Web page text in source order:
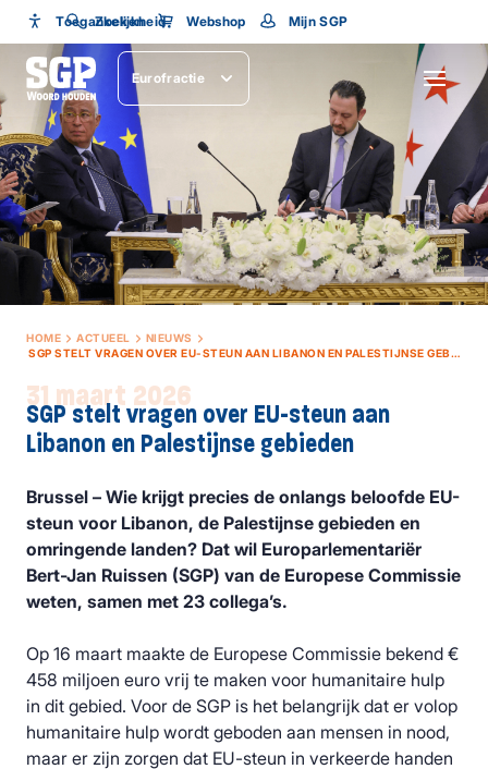
Toegankelijkheid
Toegankelijkheid
Lettergrootte
Zoeken Webshop Mijn SGP
Eurofractie
HOME ACTUEEL
NIEUWS
SGP STELT VRAGEN OVER EU-STEUN AAN LIBANON EN PALESTIJNSE GEBIEDEN
31 maart 2026
SGP stelt vragen over EU-steun aan
Libanon en Palestijnse gebieden
Brussel – Wie krijgt precies de onlangs beloofde EU-
steun voor Libanon, de Palestijnse gebieden en
omringende landen? Dat wil Europarlementariër
Bert-Jan Ruissen (SGP) van de Europese Commissie
weten, samen met 23 collega’s.
Op 16 maart maakte de Europese Commissie bekend €
458 miljoen euro vrij te maken voor humanitaire hulp
in dit gebied. Voor de SGP is het belangrijk dat er volop
humanitaire hulp wordt geboden aan mensen in nood,
maar er zijn zorgen dat EU-steun in verkeerde handen